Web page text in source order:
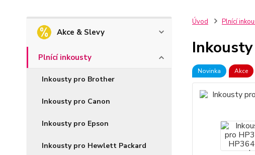
Akce & Slevy
Plnící inkousty
Inkousty pro Brother
Inkousty pro Canon
Inkousty pro Epson
Inkousty pro Hewlett Packard
Úvod Plnící
Novinka Akce